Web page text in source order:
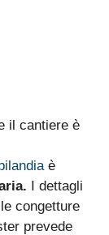
il cantiere è
è
I dettagli
congetture
prevede